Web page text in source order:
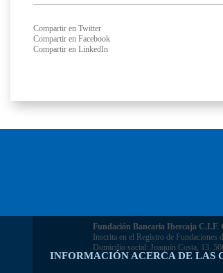
INFORMACIÓN ACERCA DE LAS
Compartir en Twitter
Compartir en Facebook
Compartir en LinkedIn
Fundación Bancaria Ibercaja C.I.F.
Inscrita en el Registro de Fundaciones
Domicilio social: Joaquín Costa, 13.